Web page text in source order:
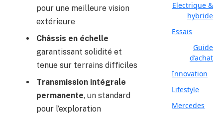
pour une meilleure vision
extérieure
Châssis en échelle
garantissant solidité et
tenue sur terrains difficiles
Transmission intégrale
permanente, un standard
pour l’exploration
Electrique &
hybride
Essais
Guide
d’achat
Innovation
Lifestyle
Mercedes